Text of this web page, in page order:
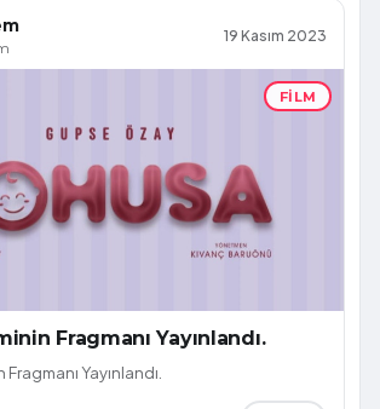
19 Kasım 2023
FILM
Fragmanı Yayınlandı.
Yayınlandı.